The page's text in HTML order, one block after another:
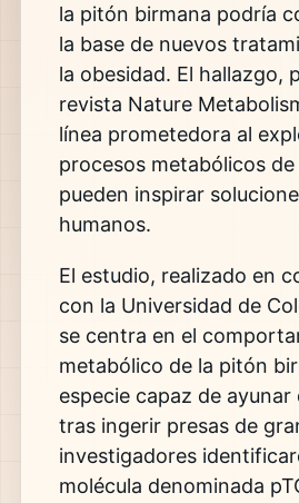
la pitón birmana podría
la base de nuevos
la obesidad. El hallazgo,
revista Nature
línea prometedora al
procesos metabólicos
pueden inspirar
humanos.
El estudio, realizado en
con la Universidad de
se centra en el
metabólico de la pitón
especie capaz de
tras ingerir presas de
investigadores
molécula denominada